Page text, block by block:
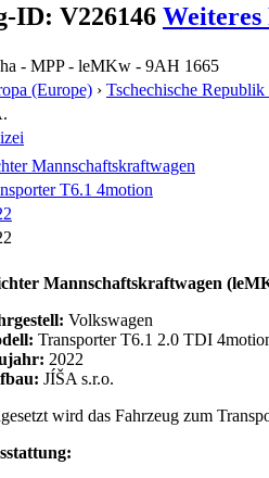
ID: V226146 Weiteres
- MPP - leMKw - 9AH 1665
(Europe) › Tschechische
Mannschaftskraftwagen
T6.1 4motion
Mannschaftskraftwagen
Volkswagen
Transporter T6.1 2.0 TDI
2022
JÍŠA s.r.o.
wird das Fahrzeug zum